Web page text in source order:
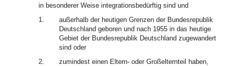
in besonderer Weise integrationsbedürftig sind und
1.
außerhalb der heutigen Grenzen der Bundesrepublik
Deutschland geboren und nach 1955 in das heutige
Gebiet der Bundesrepublik Deutschland zugewandert
sind oder
2.
zumindest einen Eltern- oder Großelternteil haben,